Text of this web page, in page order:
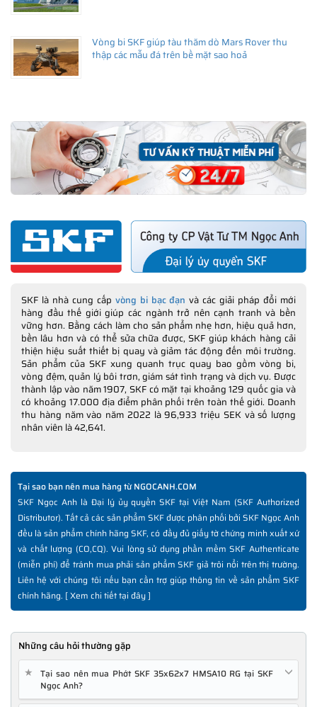
Vòng bi SKF giúp tàu thăm dò Mars Rover thu
thập các mẫu đá trên bề mặt sao hoả
SKF là nhà cung cấp vòng bi bạc đạn và các giải pháp đổi mới
hàng đầu thế giới giúp các ngành trở nên cạnh tranh và bền
vững hơn. Bằng cách làm cho sản phẩm nhẹ hơn, hiệu quả hơn,
bền lâu hơn và có thể sửa chữa được, SKF giúp khách hàng cải
thiện hiệu suất thiết bị quay và giảm tác động đến môi trường.
Sản phẩm của SKF xung quanh trục quay bao gồm vòng bi,
vòng đệm, quản lý bôi trơn, giám sát tình trạng và dịch vụ. Được
thành lập vào năm 1907, SKF có mặt tại khoảng 129 quốc gia và
có khoảng 17.000 địa điểm phân phối trên toàn thế giới. Doanh
thu hàng năm vào năm 2022 là 96,933 triệu SEK và số lượng
nhân viên là 42,641.
Tại sao bạn nên mua hàng từ NGOCANH.COM
SKF Ngọc Anh là Đại lý ủy quyền SKF tại Việt Nam (SKF Authorized
Distributor). Tất cả các sản phẩm SKF được phân phối bởi SKF Ngọc Anh
đều là sản phẩm chính hãng SKF, có đầy đủ giấy tờ chứng minh xuất xứ
và chất lượng (CO,CQ). Vui lòng sử dụng phần mềm SKF Authenticate
(miễn phí) để tránh mua phải sản phẩm SKF giả trôi nổi trên thị trường.
Liên hệ với chúng tôi nếu bạn cần trợ giúp thông tin về sản phẩm SKF
chính hãng. [Xem chi tiết tại đây]
Những câu hỏi thường gặp
★
Tại sao nên mua Phớt SKF 35x62x7 HMSA10 RG tại SKF
Ngọc Anh?